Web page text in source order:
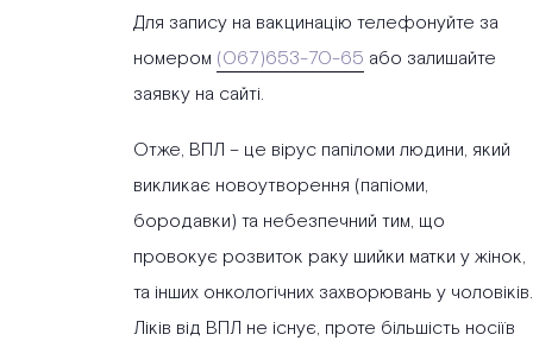
Для запису на вакцинацію телефонуйте за
номером (067)653-70-65 або залишайте
заявку на сайті.
Отже, ВПЛ – це вірус папіломи людини, який
викликає новоутворення (папіоми,
бородавки) та небезпечний тим, що
провокує розвиток раку шийки матки у жінок,
та інших онкологічних захворювань у чоловіків.
Ліків від ВПЛ не існує, проте більшість носіїв